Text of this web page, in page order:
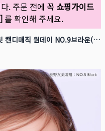
. 주문 전에 꼭 쇼핑가이드
를 확인해 주세요.
CANDYMAGIC 시크릿 캔디매직 원데이 NO.9브라운(1박스 20개들이)